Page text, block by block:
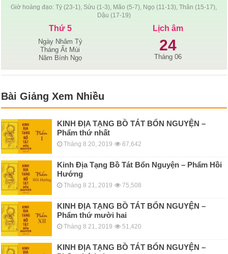
Giờ hoàng đạo: Tý (23-1), Sửu (1-3), Mão (5-7), Ngọ (11-13), Thân (15-17),
Dậu (17-19)
Thứ 5
Ngày Nhâm Tý
Tháng Ất Mùi
Năm Bính Ngọ
Lịch âm
24
Tháng 06
Bài Giảng Xem Nhiều
KINH ÐỊA TẠNG BỒ TÁT BỔN NGUYỆN –
Phẩm thứ nhất
Tháng 8 20, 2019 87,642
Kinh Địa Tạng Bồ Tát Bổn Nguyện – Phẩm Hồi
Hướng
Tháng 8 21, 2019 75,508
KINH ÐỊA TẠNG BỒ TÁT BỔN NGUYỆN –
Phẩm thứ mười hai
Tháng 8 21, 2019 51,420
KINH ÐỊA TẠNG BỒ TÁT BỔN NGUYỆN –